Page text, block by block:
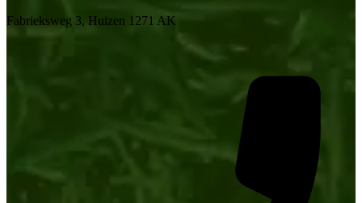
Fabrieksweg 3, Huizen 1271 AK